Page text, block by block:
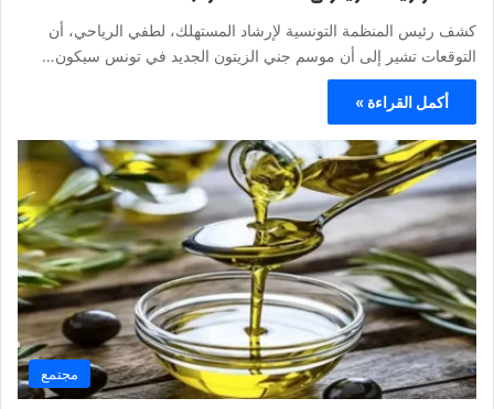
كشف رئيس المنظمة التونسية لإرشاد المستهلك، لطفي الرياحي، أن
التوقعات تشير إلى أن موسم جني الزيتون الجديد في تونس سيكون…
أكمل القراءة »
مجتمع